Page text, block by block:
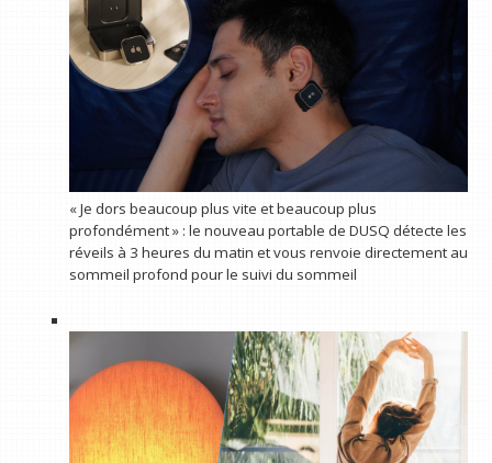
« Je dors beaucoup plus vite et beaucoup plus
profondément » : le nouveau portable de DUSQ détecte les
réveils à 3 heures du matin et vous renvoie directement au
sommeil profond pour le suivi du sommeil